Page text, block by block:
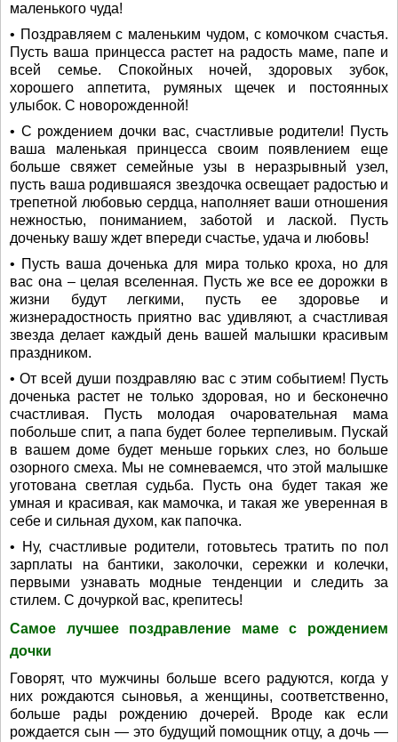
маленького чуда!
• Поздравляем с маленьким чудом, с комочком счастья.
Пусть ваша принцесса растет на радость маме, папе и
всей семье. Спокойных ночей, здоровых зубок,
хорошего аппетита, румяных щечек и постоянных
улыбок. С новорожденной!
• С рождением дочки вас, счастливые родители! Пусть
ваша маленькая принцесса своим появлением еще
больше свяжет семейные узы в неразрывный узел,
пусть ваша родившаяся звездочка освещает радостью и
трепетной любовью сердца, наполняет ваши отношения
нежностью, пониманием, заботой и лаской. Пусть
доченьку вашу ждет впереди счастье, удача и любовь!
• Пусть ваша доченька для мира только кроха, но для
вас она – целая вселенная. Пусть же все ее дорожки в
жизни будут легкими, пусть ее здоровье и
жизнерадостность приятно вас удивляют, а счастливая
звезда делает каждый день вашей малышки красивым
праздником.
• От всей души поздравляю вас с этим событием! Пусть
доченька растет не только здоровая, но и бесконечно
счастливая. Пусть молодая очаровательная мама
побольше спит, а папа будет более терпеливым. Пускай
в вашем доме будет меньше горьких слез, но больше
озорного смеха. Мы не сомневаемся, что этой малышке
уготована светлая судьба. Пусть она будет такая же
умная и красивая, как мамочка, и такая же уверенная в
себе и сильная духом, как папочка.
• Ну, счастливые родители, готовьтесь тратить по пол
зарплаты на бантики, заколочки, сережки и колечки,
первыми узнавать модные тенденции и следить за
стилем. С дочуркой вас, крепитесь!
Самое лучшее поздравление маме с рождением
дочки
Говорят, что мужчины больше всего радуются, когда у
них рождаются сыновья, а женщины, соответственно,
больше рады рождению дочерей. Вроде как если
рождается сын — это будущий помощник отцу, а дочь —